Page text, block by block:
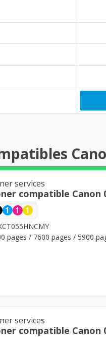
services
compatible Canon
1 1 1
pages / 7600 pages / 5900
services
compatible Canon